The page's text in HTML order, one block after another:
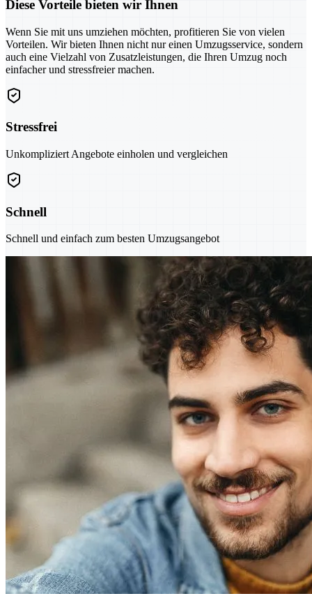
Diese Vorteile bieten wir Ihnen
Wenn Sie mit uns umziehen möchten, profitieren Sie von vielen
Vorteilen. Wir bieten Ihnen nicht nur einen Umzugsservice, sondern
auch eine Vielzahl von Zusatzleistungen, die Ihren Umzug noch
einfacher und stressfreier machen.
Stressfrei
Unkompliziert Angebote einholen und vergleichen
Schnell
Schnell und einfach zum besten Umzugsangebot